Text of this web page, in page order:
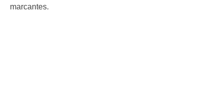
marcantes.